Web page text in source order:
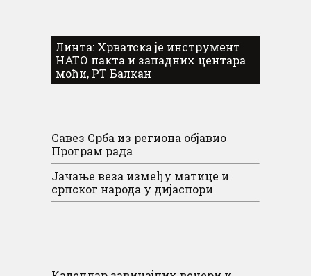
Линта: Хрватска је инструмент
НАТО пакта и западних центара
моћи, РТ Балкан
Савез Срба из региона објавио
Програм рада
Јачање веза између матице и
српског народа у дијаспори